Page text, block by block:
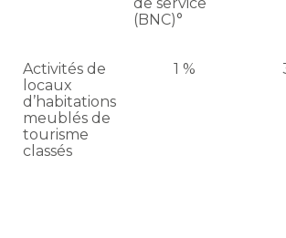
(BNC)°
Activités de
locaux
d’habitations
meublés de
tourisme
classés
1 %